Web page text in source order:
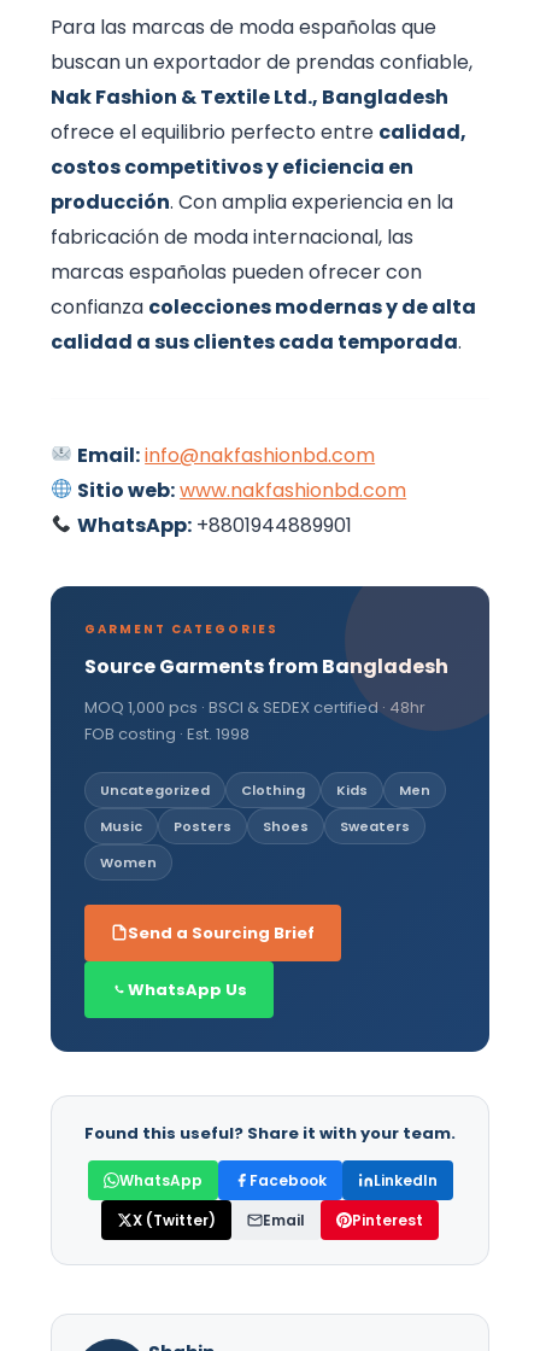
Para las marcas de moda españolas que
buscan un exportador de prendas confiable,
Nak Fashion & Textile Ltd., Bangladesh
ofrece el equilibrio perfecto entre calidad,
costos competitivos y eficiencia en
producción. Con amplia experiencia en la
fabricación de moda internacional, las
marcas españolas pueden ofrecer con
confianza colecciones modernas y de alta
calidad a sus clientes cada temporada.
Email:info@nakfashionbd.com
Sitio web:www.nakfashionbd.com
WhatsApp: +8801944889901
GARMENT CATEGORIES
Source Garments from Bangladesh
MOQ 1,000 pcs · BSCI & SEDEX certified · 48hr
FOB costing · Est. 1998
Uncategorized Clothing Kids
Men
Music
Posters Shoes
Sweaters
Women
Send a Sourcing Brief
WhatsApp Us
Found this useful? Share it with your team.
WhatsApp Facebook
LinkedIn
X (Twitter)
Email Pinterest